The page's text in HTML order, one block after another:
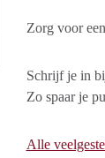
Zorg voor
Schrijf je in
Zo spaar je
Alle